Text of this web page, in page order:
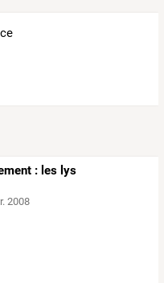
: les lys
2008